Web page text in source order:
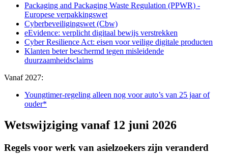
Packaging and Packaging Waste Regulation (PPWR) -
Europese verpakkingswet
Cyberbeveiligingswet (Cbw)
eEvidence: verplicht digitaal bewijs verstrekken
Cyber Resilience Act: eisen voor veilige digitale producten
Klanten beter beschermd tegen misleidende
duurzaamheidsclaims
Vanaf 2027:
Youngtimer-regeling alleen nog voor auto’s van 25 jaar of
ouder*
Wetswijziging vanaf 12 juni 2026
Regels voor werk van asielzoekers zijn veranderd